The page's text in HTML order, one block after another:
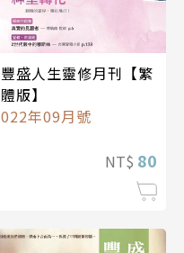
豐盛人生靈修月刊【繁
體版】
022年09月號
NT$ 80